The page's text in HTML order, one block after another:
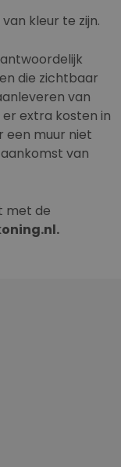
kleur te zijn.
die zichtbaar
van
extra kosten in
een muur niet
van
met de